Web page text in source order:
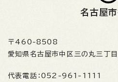
名古屋
〒460-8508
愛知県名古屋市中区三の丸三丁
代表電話： 052-961-1111